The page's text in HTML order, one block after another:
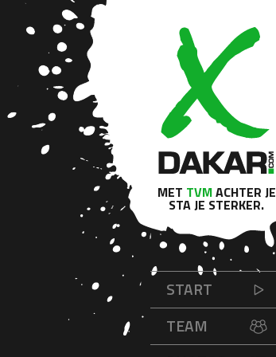
MET TVMACHTER JE
STA JE STERKER.
START
TEAM